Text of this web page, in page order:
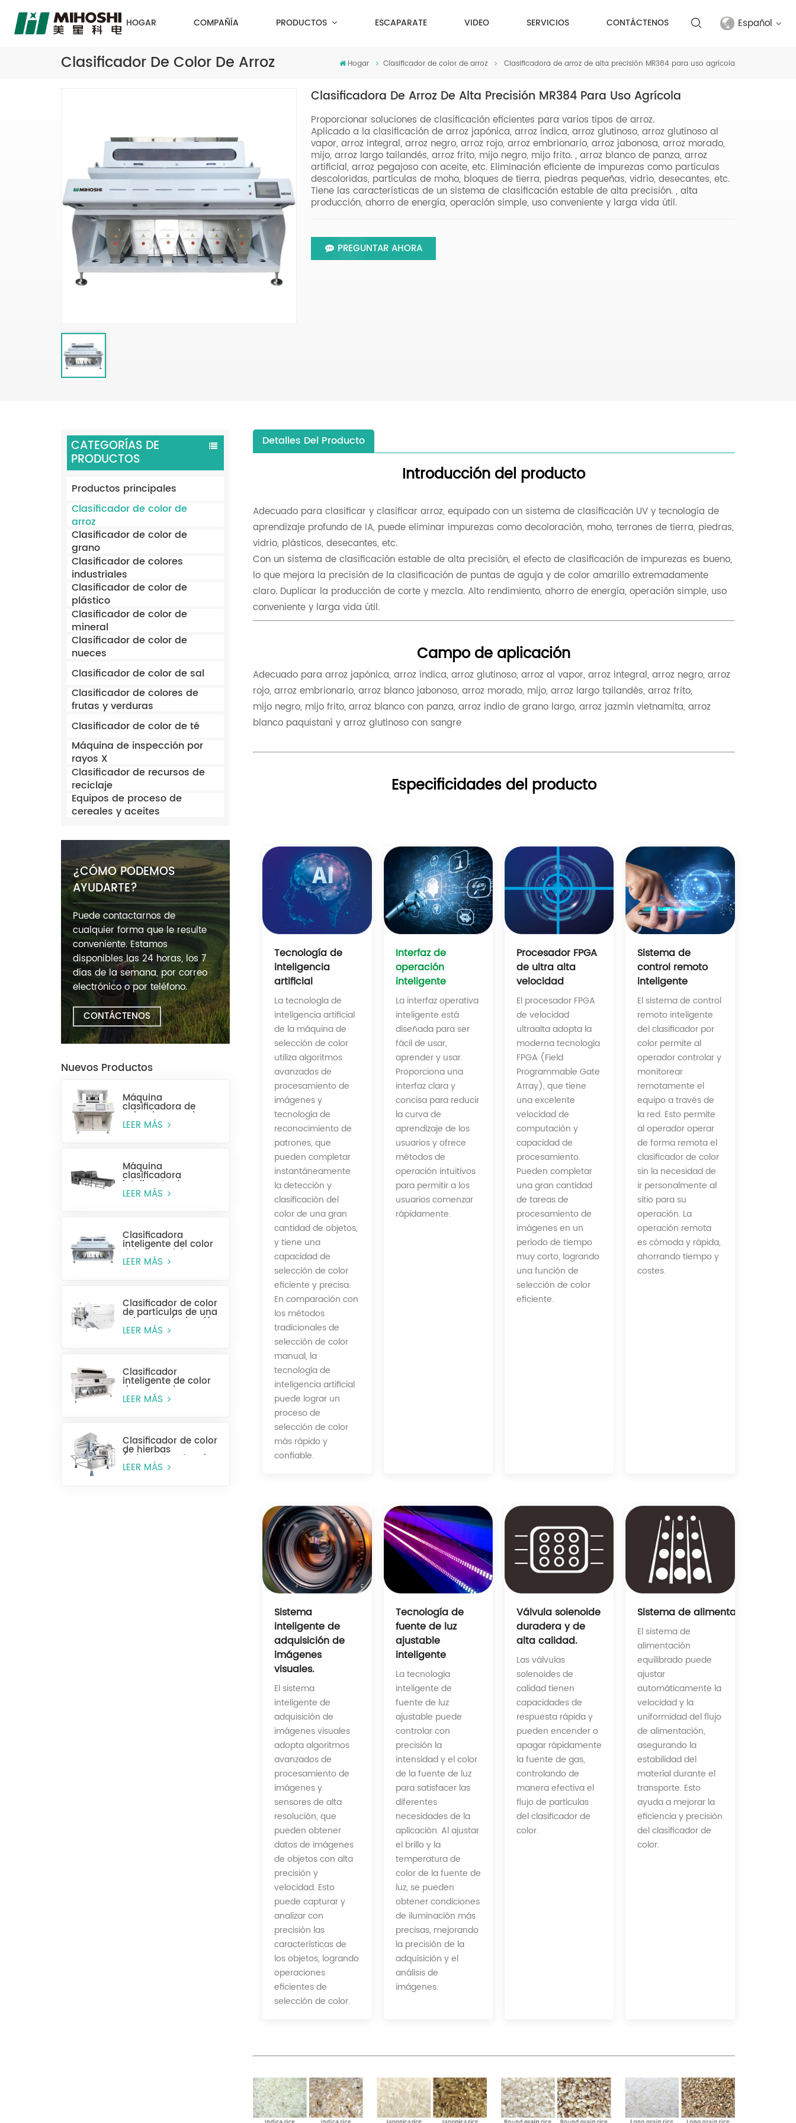
HOGAR COMPAÑÍA PRODUCTOS ESCAPARATE VIDEO SERVICIOS CONTÁCTENOS Español
русский
Türkçe
Clasificador De Color De Arroz Hogar Clasificador de color de arroz Clasificadora de arroz de alta precisión MR384 para uso agrícola
Clasificadora De Arroz De Alta Precisión MR384 Para Uso Agrícola
Proporcionar soluciones de clasificación eficientes para varios tipos de arroz.
Aplicado a la clasificación de arroz japónica, arroz índica, arroz glutinoso, arroz glutinoso al
vapor, arroz integral, arroz negro, arroz rojo, arroz embrionario, arroz jabonosa, arroz morado,
mijo, arroz largo tailandés, arroz frito, mijo negro, mijo frito. , arroz blanco de panza, arroz
artificial, arroz pegajoso con aceite, etc. Eliminación eficiente de impurezas como partículas
descoloridas, partículas de moho, bloques de tierra, piedras pequeñas, vidrio, desecantes, etc.
Tiene las características de un sistema de clasificación estable de alta precisión. , alta
producción, ahorro de energía, operación simple, uso conveniente y larga vida útil.
PREGUNTAR AHORA
CATEGORÍAS DE
PRODUCTOS
Productos principales
Clasificador de color de
arroz
Clasificador de color de
grano
Clasificador de colores
industriales
Clasificador de color de
plástico
Clasificador de color de
mineral
Clasificador de color de
nueces
Clasificador de color de sal
Clasificador de colores de
frutas y verduras
Clasificador de color de té
Máquina de inspección por
rayos X
Clasificador de recursos de
reciclaje
Equipos de proceso de
cereales y aceites
¿CÓMO PODEMOS
AYUDARTE?
Puede contactarnos de
cualquier forma que le resulte
conveniente. Estamos
disponibles las 24 horas, los 7
días de la semana, por correo
electrónico o por teléfono.
CONTÁCTENOS
Nuevos Productos
Máquina
clasificadora de
color de arroz de
alta eficiencia MR128
LEER MÁS
Máquina
clasificadora
inteligente de
plástico para
LEER MÁS
Clasificadora
inteligente del color
del grano del CCD
MG448
LEER MÁS
Clasificador de color
de partículas de una
sola capa (selección
húmeda)
LEER MÁS
Clasificador
inteligente de color
de anacardos
LEER MÁS
Clasificador de color
de hierbas
(rebanadas de raíz y
tallo)
LEER MÁS
Detalles Del Producto
Introducción del producto
Adecuado para clasificar y clasificar arroz, equipado con un sistema de clasificación UV y tecnología de
aprendizaje profundo de IA, puede eliminar impurezas como decoloración, moho, terrones de tierra, piedras,
vidrio, plásticos, desecantes, etc.
Con un sistema de clasificación estable de alta precisión, el efecto de clasificación de impurezas es bueno,
lo que mejora la precisión de la clasificación de puntas de aguja y de color amarillo extremadamente
claro. Duplicar la producción de corte y mezcla. Alto rendimiento, ahorro de energía, operación simple, uso
conveniente y larga vida útil.
Campo de aplicación
Adecuado para arroz japónica, arroz índica, arroz glutinoso, arroz al vapor, arroz integral, arroz negro, arroz
rojo, arroz embrionario, arroz blanco jabonoso, arroz morado, mijo, arroz largo tailandés, arroz frito,
mijo negro, mijo frito, arroz blanco con panza, arroz indio de grano largo, arroz jazmín vietnamita, arroz
blanco paquistaní y arroz glutinoso con sangre
Especificidades del producto
Tecnología de
inteligencia
artificial
La tecnología de
inteligencia artificial
de la máquina de
selección de color
utiliza algoritmos
avanzados de
procesamiento de
imágenes y
tecnología de
reconocimiento de
patrones, que
pueden completar
instantáneamente
la detección y
clasificación del
color de una gran
cantidad de objetos,
y tiene una
capacidad de
selección de color
eficiente y precisa.
En comparación con
los métodos
tradicionales de
selección de color
manual, la
tecnología de
inteligencia artificial
puede lograr un
proceso de
selección de color
más rápido y
confiable.
Interfaz de
operación
inteligente
La interfaz operativa
inteligente está
diseñada para ser
fácil de usar,
aprender y usar.
Proporciona una
interfaz clara y
concisa para reducir
la curva de
aprendizaje de los
usuarios y ofrece
métodos de
operación intuitivos
para permitir a los
usuarios comenzar
rápidamente.
Procesador FPGA
de ultra alta
velocidad
El procesador FPGA
de velocidad
ultraalta adopta la
moderna tecnología
FPGA (Field
Programmable Gate
Array), que tiene
una excelente
velocidad de
computación y
capacidad de
procesamiento.
Pueden completar
una gran cantidad
de tareas de
procesamiento de
imágenes en un
período de tiempo
muy corto, logrando
una función de
selección de color
eficiente.
Sistema de
control remoto
inteligente
El sistema de control
remoto inteligente
del clasificador por
color permite al
operador controlar y
monitorear
remotamente el
equipo a través de
la red. Esto permite
al operador operar
de forma remota el
clasificador de color
sin la necesidad de
ir personalmente al
sitio para su
operación. La
operación remota
es cómoda y rápida,
ahorrando tiempo y
costes.
Sistema
inteligente de
adquisición de
imágenes
visuales.
El sistema
inteligente de
adquisición de
imágenes visuales
adopta algoritmos
avanzados de
procesamiento de
imágenes y
sensores de alta
resolución, que
pueden obtener
datos de imágenes
de objetos con alta
precisión y
velocidad. Esto
puede capturar y
analizar con
precisión las
características de
los objetos, logrando
operaciones
eficientes de
selección de color.
Tecnología de
fuente de luz
ajustable
inteligente
La tecnología
inteligente de
fuente de luz
ajustable puede
controlar con
precisión la
intensidad y el color
de la fuente de luz
para satisfacer las
diferentes
necesidades de la
aplicación. Al ajustar
el brillo y la
temperatura de
color de la fuente de
luz, se pueden
obtener condiciones
de iluminación más
precisas, mejorando
la precisión de la
adquisición y el
análisis de
imágenes.
Válvula solenoide
duradera y de
alta calidad.
Las válvulas
solenoides de
calidad tienen
capacidades de
respuesta rápida y
pueden encender o
apagar rápidamente
la fuente de gas,
controlando de
manera efectiva el
flujo de partículas
del clasificador de
color.
Sistema de alimentación
El sistema de
alimentación
equilibrado puede
ajustar
automáticamente la
velocidad y la
uniformidad del flujo
de alimentación,
asegurando la
estabilidad del
material durante el
transporte. Esto
ayuda a mejorar la
eficiencia y precisión
del clasificador de
color.